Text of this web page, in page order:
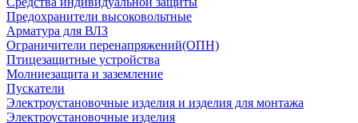
Предохранители высоковольтные
Арматура для ВЛЗ
Ограничители перенапряжений(ОПН)
Птицезащитные устройства
Молниезащита и заземление
Пускатели
Электроустановочные изделия и изделия для монтажа
Электроустановочные изделия